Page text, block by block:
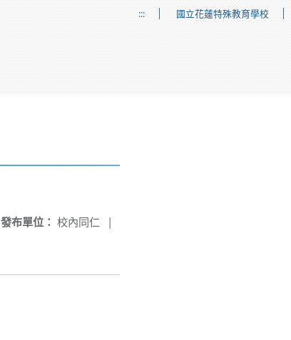
::: 國立花蓮特殊教育學校
發布單位： 校內同仁 |